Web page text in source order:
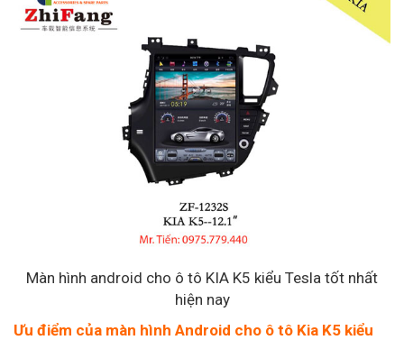
Màn hình android cho ô tô KIA K5 kiểu Tesla tốt nhất
hiện nay
Ưu điểm của màn hình Android cho ô tô Kia K5 kiểu